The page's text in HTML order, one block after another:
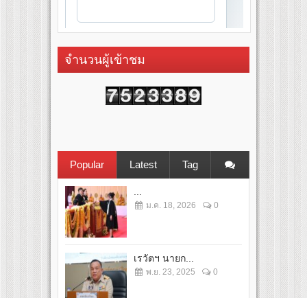
จำนวนผู้เข้าชม
Popular Latest Tag
ม.ค. 18, 2026 0
เรวัตฯ นายก...
พ.ย. 23, 2025 0